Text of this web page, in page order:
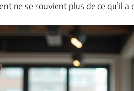
ne se souvient plus de ce qu’il a